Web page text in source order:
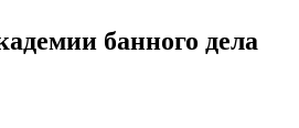
банного дела